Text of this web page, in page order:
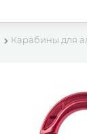
Карабины для